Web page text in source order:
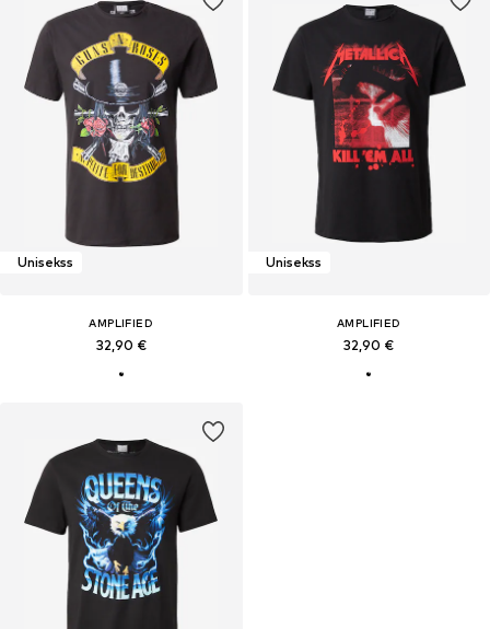
Unisekss
AMPLIFIED
32,90 €
Unisekss
AMPLIFIED
32,90 €